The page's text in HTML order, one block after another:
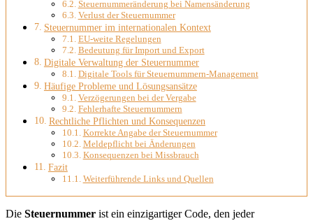
Steuernummeränderung bei Namensänderung
Verlust der Steuernummer
Steuernummer im internationalen Kontext
EU-weite Regelungen
Bedeutung für Import und Export
Digitale Verwaltung der Steuernummer
Digitale Tools für Steuernummern-Management
Häufige Probleme und Lösungsansätze
Verzögerungen bei der Vergabe
Fehlerhafte Steuernummern
Rechtliche Pflichten und Konsequenzen
Korrekte Angabe der Steuernummer
Meldepflicht bei Änderungen
Konsequenzen bei Missbrauch
Fazit
Weiterführende Links und Quellen
Die Steuernummer ist ein einzigartiger Code, den jeder